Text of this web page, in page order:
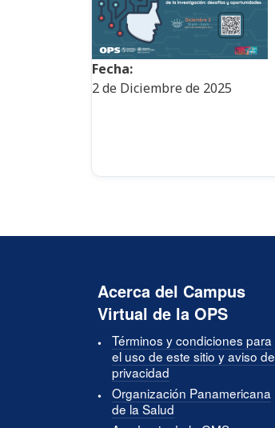
Fecha:
2 de Diciembre de 2025
Acerca del Campus
Virtual de la OPS
Términos y condiciones para
el uso de este sitio y aviso de
privacidad
Organización Panamericana
de la Salud